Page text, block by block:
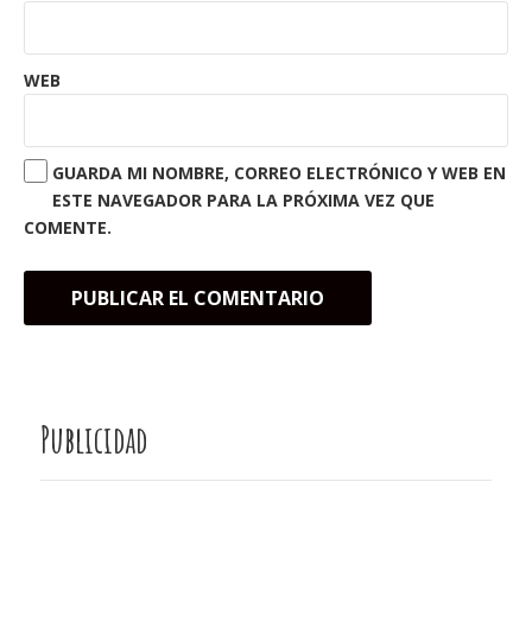
WEB
GUARDA MI NOMBRE, CORREO ELECTRÓNICO Y WEB EN
ESTE NAVEGADOR PARA LA PRÓXIMA VEZ QUE
COMENTE.
Publicidad